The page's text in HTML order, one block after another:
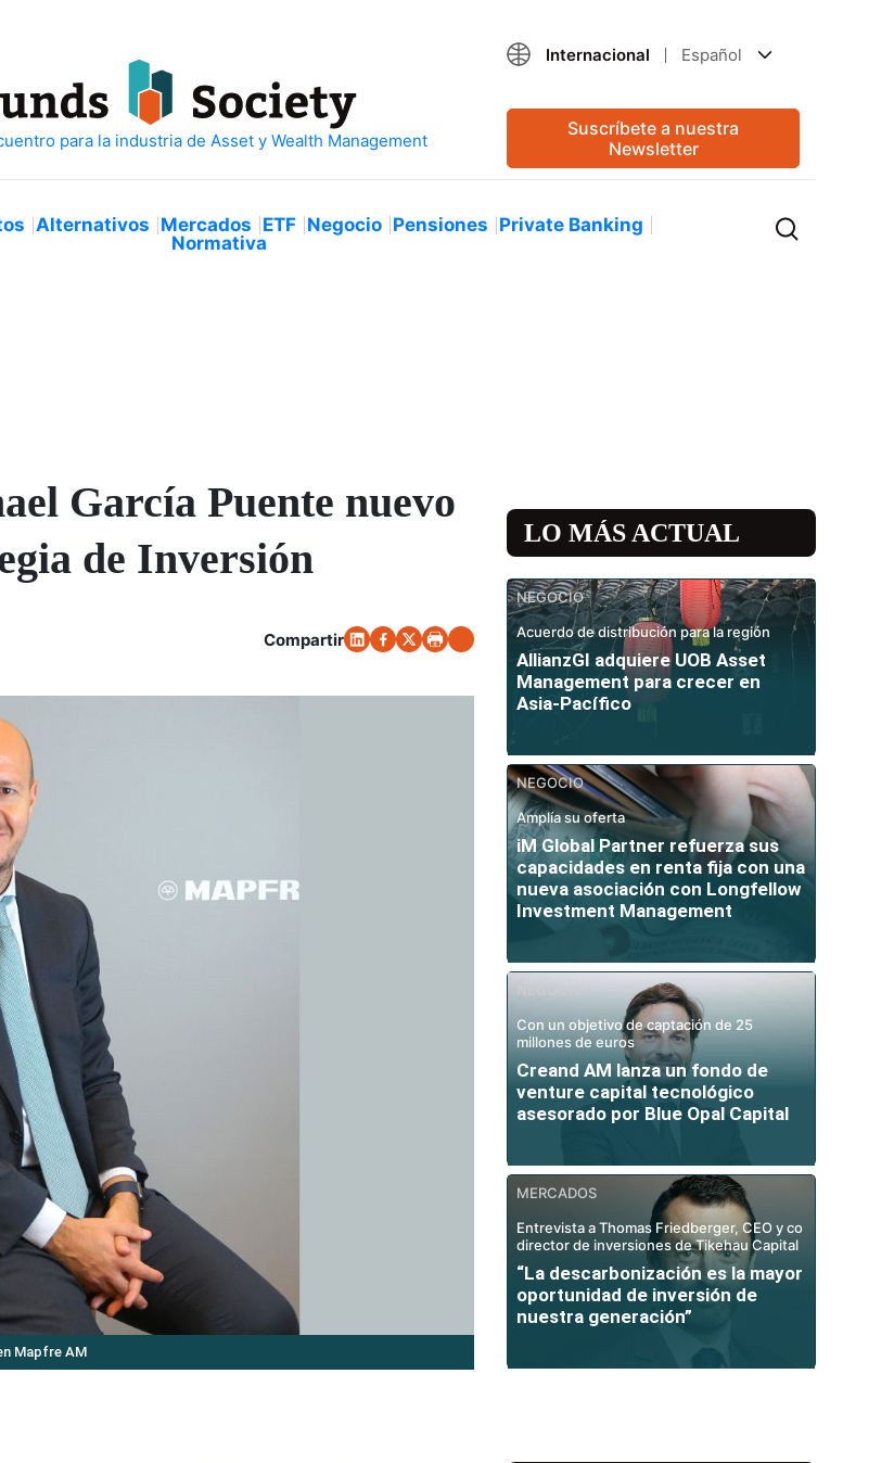
Internacional Español
Suscríbete a nuestra
Newsletter
Alternativos Mercados ETF Negocio Pensiones Private Banking
Normativa
García Puente nuevo
de Inversión
Compartir
Mapfre AM
LO MÁS ACTUAL
NEGOCIO
Acuerdo de distribución para la región
AllianzGI adquiere UOB Asset
Management para crecer en
Asia-Pacífico
NEGOCIO
Amplía su oferta
iM Global Partner refuerza sus
capacidades en renta fija con una
nueva asociación con Longfellow
Investment Management
Con un objetivo de captación de 25
millones de euros
Creand AM lanza un fondo de
venture capital tecnológico
asesorado por Blue Opal Capital
MERCADOS
Entrevista a Thomas Friedberger, CEO y co
director de inversiones de Tikehau Capital
“La descarbonización es la mayor
oportunidad de inversión de
nuestra generación”